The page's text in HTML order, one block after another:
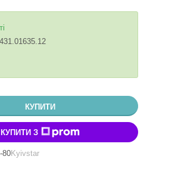
КУПИТИ
КУПИТИ З
80Kyivstar